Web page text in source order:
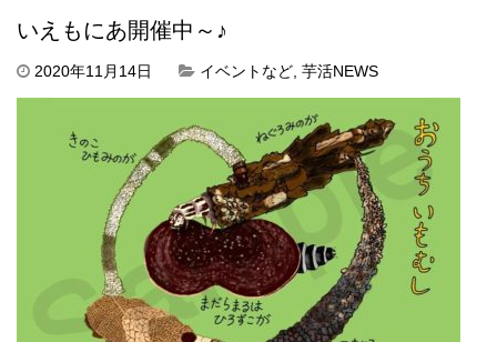
いえもにあ開催中～♪
2020年11月14日 イベントなど 芋活NEWS